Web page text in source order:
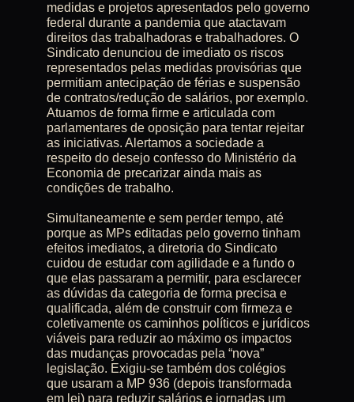
medidas e projetos apresentados pelo governo
federal durante a pandemia que atactavam
direitos das trabalhadoras e trabalhadores. O
Sindicato denunciou de imediato os riscos
representados pelas medidas provisórias que
permitiam antecipação de férias e suspensão
de contratos/redução de salários, por exemplo.
Atuamos de forma firme e articulada com
parlamentares de oposição para tentar rejeitar
as iniciativas. Alertamos a sociedade a
respeito do desejo confesso do Ministério da
Economia de precarizar ainda mais as
condições de trabalho.
Simultaneamente e sem perder tempo, até
porque as MPs editadas pelo governo tinham
efeitos imediatos, a diretoria do Sindicato
cuidou de estudar com agilidade e a fundo o
que elas passaram a permitir, para esclarecer
as dúvidas da categoria de forma precisa e
qualificada, além de construir com firmeza e
coletivamente os caminhos políticos e jurídicos
viáveis para reduzir ao máximo os impactos
das mudanças provocadas pela “nova”
legislação. Exigiu-se também dos colégios
que usaram a MP 936 (depois transformada
em lei) para reduzir salários e jornadas um